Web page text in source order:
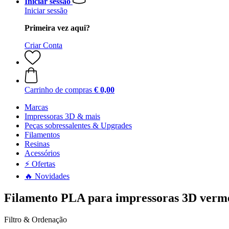
Iniciar sessão
Primeira vez aqui?
Criar Conta
Carrinho de compras € 0,00
Marcas
Impressoras 3D & mais
Peças sobressalentes & Upgrades
Filamentos
Resinas
Acessórios
⚡ Ofertas
🔥 Novidades
Filamento PLA para impressoras 3D
Filtro & Ordenação